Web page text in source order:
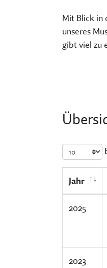
Mit Blick in
unseres
gibt viel zu
Jahr
2025
2023